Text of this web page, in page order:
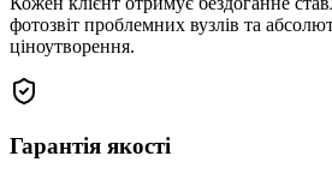
фотозвіт проблемних вузлів та
ціноутворення.
Гарантія якості